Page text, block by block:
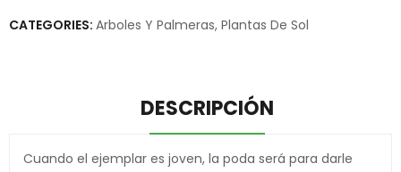
CATEGORIES: Arboles Y Palmeras, Plantas De Sol
DESCRIPCIÓN
Cuando el ejemplar es joven, la poda será para darle